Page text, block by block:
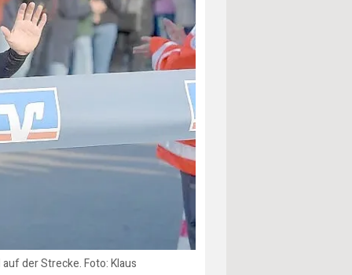
der Strecke. Foto: Klaus